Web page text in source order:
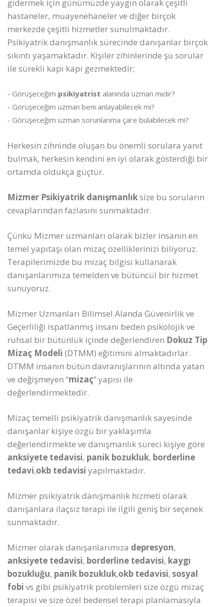
gidermek için günümüzde yaygın olarak çeşitli
hastaneler, muayenehaneler ve diğer birçok
merkezde çeşitli hizmetler sunulmaktadır.
Psikiyatrik danışmanlık sürecinde danışanlar birçok
sıkıntı yaşamaktadır. Kişiler zihinlerinde şu sorular
ile sürekli kapı kapı gezmektedir;
- Görüşeceğim psikiyatrist alanında uzman mıdır?
- Görüşeceğim uzman beni anlayabilecek mi?
- Görüşeceğim uzman sorunlarıma çare bulabilecek mi?
Herkesin zihninde oluşan bu önemli sorulara yanıt
bulmak, herkesin kendini en iyi olarak gösterdiği bir
ortamda oldukça güçtür.
Mizmer Psikiyatrik danışmanlıksize bu soruların
cevaplarından fazlasını sunmaktadır.
Çünkü Mizmer uzmanları olarak bizler insanın en
temel yapıtaşı olan mizaç özelliklerinizi biliyoruz.
Terapilerimizde bu mizaç bilgisi kullanarak
danışanlarımıza temelden ve bütüncül bir hizmet
sunuyoruz.
Mizmer Uzmanları Bilimsel Alanda Güvenirlik ve
Geçerliliği ispatlanmış insanı beden psikolojik ve
ruhsal bir bütünlük içinde değerlendiren Dokuz Tip
Mizaç Modeli (DTMM) eğitimini almaktadırlar.
DTMM insanın bütün davranışlarının altında yatan
ve değişmeyen “mizaç” yapısı ile
değerlendirmektedir.
Mizaç temelli psikiyatrik danışmanlık sayesinde
danışanlar kişiye özgü bir yaklaşımla
değerlendirmekte ve danışmanlık süreci kişiye göre
anksiyete tedavisi, panik bozukluk, borderline
tedavi,okb tedavisi yapılmaktadır.
Mizmer psikiyatrik danışmanlık hizmeti olarak
danışanlara ilaçsız terapi ile ilgili geniş bir seçenek
sunmaktadır.
Mizmer olarak danışanlarımıza depresyon,
anksiyete tedavisi, borderline tedavisi, kaygı
bozukluğu, panik bozukluk,okb tedavisi, sosyal
fobi vs gibi psikiyatrik problemleri size özgü mizaç
terapisi ve size özel bedensel terapi planlamasıyla